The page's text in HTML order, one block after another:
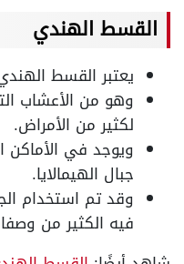
القسط الهندي
يعتبر القسط
وهو من الأعشاب
لكثير من الأمراض.
ويوجد في الأماكن
جبال الهيمالايا.
وقد تم استخدام
فيه الكثير من